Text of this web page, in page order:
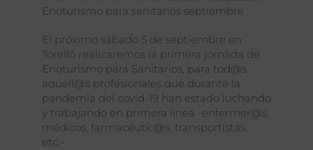
Enoturismo para sanitarios septiembre
El próximo sábado 5 de septiembre en
Torelló realizaremos la primera jornada de
Enoturismo para Sanitarios, para tod@s
aquell@s profesionales que durante la
pandemia del covid-19 han estado luchando
y trabajando en primera línea -enfermer@s,
médicos, farmacéutic@s, transportistas,
etc.-